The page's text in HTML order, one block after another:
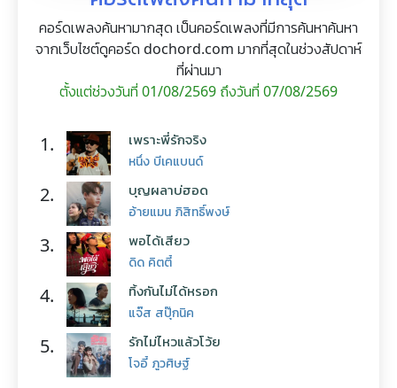
คอร์ดเพลงค้นหามากสุด เป็นคอร์ดเพลงที่มีการค้นหาค้นหา
จากเว็บไซต์ดูคอร์ด dochord.com มากที่สุดในช่วงสัปดาห์
ที่ผ่านมา
ตั้งแต่ช่วงวันที่ 01/08/2569 ถึงวันที่ 07/08/2569
1. เพราะพี่รักจริง
หนึ่ง บีเคแบนด์
2. บุญผลาบ่ฮอด
อ้ายแมน ภิสิทธิ์พงษ์
3. พอได้เสียว
ดิด คิตตี้
4. ทิ้งกันไม่ได้หรอก
แจ๊ส สปุ๊กนิค
5. รักไม่ไหวแล้วโว้ย
โจอี้ ภูวศิษฐ์